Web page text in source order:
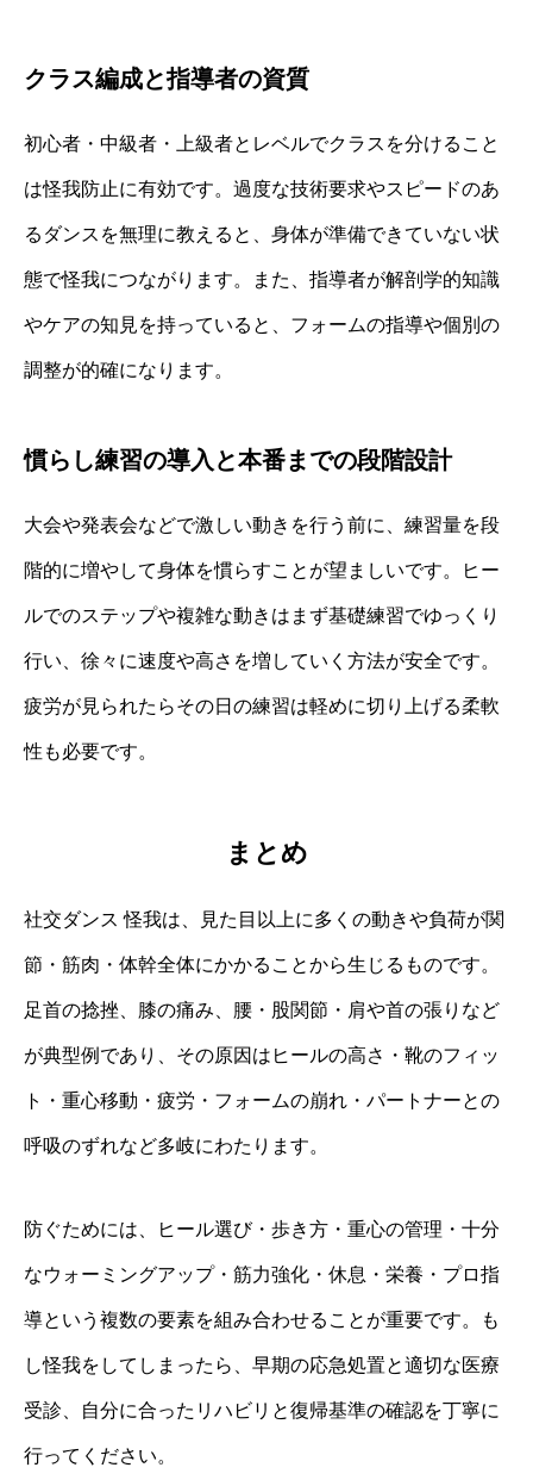
クラス編成と指導者の資質
初心者・中級者・上級者とレベルでクラスを分けること
は怪我防止に有効です。過度な技術要求やスピードのあ
るダンスを無理に教えると、身体が準備できていない状
態で怪我につながります。また、指導者が解剖学的知識
やケアの知見を持っていると、フォームの指導や個別の
調整が的確になります。
慣らし練習の導入と本番までの段階設計
大会や発表会などで激しい動きを行う前に、練習量を段
階的に増やして身体を慣らすことが望ましいです。ヒー
ルでのステップや複雑な動きはまず基礎練習でゆっくり
行い、徐々に速度や高さを増していく方法が安全です。
疲労が見られたらその日の練習は軽めに切り上げる柔軟
性も必要です。
まとめ
社交ダンス 怪我は、見た目以上に多くの動きや負荷が関
節・筋肉・体幹全体にかかることから生じるものです。
足首の捻挫、膝の痛み、腰・股関節・肩や首の張りなど
が典型例であり、その原因はヒールの高さ・靴のフィッ
ト・重心移動・疲労・フォームの崩れ・パートナーとの
呼吸のずれなど多岐にわたります。
防ぐためには、ヒール選び・歩き方・重心の管理・十分
なウォーミングアップ・筋力強化・休息・栄養・プロ指
導という複数の要素を組み合わせることが重要です。も
し怪我をしてしまったら、早期の応急処置と適切な医療
受診、自分に合ったリハビリと復帰基準の確認を丁寧に
行ってください。